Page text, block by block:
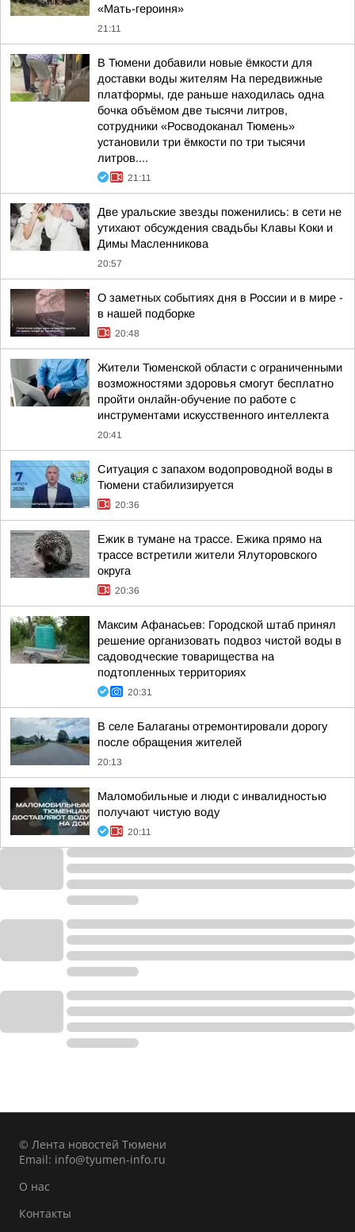
«Мать-героиня»
21:11
В Тюмени добавили новые ёмкости для
доставки воды жителям На передвижные
платформы, где раньше находилась одна
бочка объёмом две тысячи литров,
сотрудники «Росводоканал Тюмень»
установили три ёмкости по три тысячи
литров....
21:11
Две уральские звезды поженились: в сети не
утихают обсуждения свадьбы Клавы Коки и
Димы Масленникова
20:57
О заметных событиях дня в России и в мире -
в нашей подборке
20:48
Жители Тюменской области с ограниченными
возможностями здоровья смогут бесплатно
пройти онлайн-обучение по работе с
инструментами искусственного интеллекта
20:41
Ситуация с запахом водопроводной воды в
Тюмени стабилизируется
20:36
Ежик в тумане на трассе. Ежика прямо на
трассе встретили жители Ялуторовского
округа
20:36
Максим Афанасьев: Городской штаб принял
решение организовать подвоз чистой воды в
садоводческие товарищества на
подтопленных территориях
20:31
В селе Балаганы отремонтировали дорогу
после обращения жителей
20:13
Маломобильные и люди с инвалидностью
получают чистую воду
20:11
© Лента новостей Тюмени
Email: info@tyumen-info.ru
О нас
Контакты